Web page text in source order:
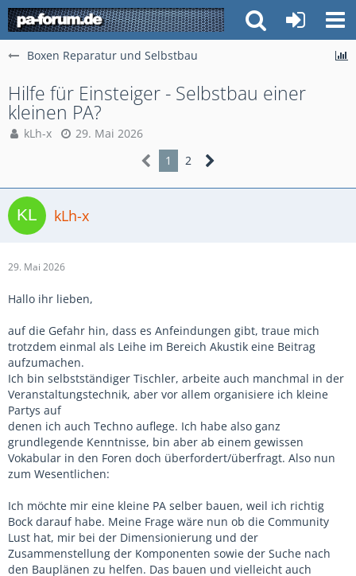
Boxen Reparatur und Selbstbau
Hilfe für Einsteiger - Selbstbau einer
kleinen PA?
kLh-x
29. Mai 2026
1
2
kLh-x
29. Mai 2026
Hallo ihr lieben,
auf die Gefahr hin, dass es Anfeindungen gibt, traue mich
trotzdem einmal als Leihe im Bereich Akustik eine Beitrag
aufzumachen.
Ich bin selbstständiger Tischler, arbeite auch manchmal in der
Veranstaltungstechnik, aber vor allem organisiere ich kleine
Partys auf
denen ich auch Techno auflege. Ich habe also ganz
grundlegende Kenntnisse, bin aber ab einem gewissen
Vokabular in den Foren doch überfordert/überfragt. Also nun
zum Wesentlichen:
Ich möchte mir eine kleine PA selber bauen, weil ich richtig
Bock darauf habe. Meine Frage wäre nun ob die Community
Lust hat, mir bei der Dimensionierung und der
Zusammenstellung der Komponenten sowie der Suche nach
den Bauplänen zu helfen. Das bauen und vielleicht auch